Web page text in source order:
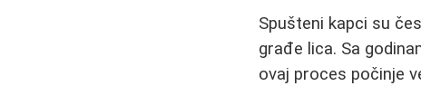
Spušteni kapci su
građe lica. Sa
ovaj proces počinje